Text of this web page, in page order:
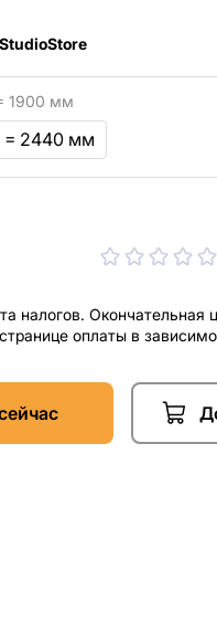
1900 мм
= 2440 мм
налогов. Окончательная
оплаты в